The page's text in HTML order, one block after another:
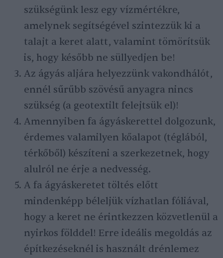
szükségünk lesz egy vízmértékre,
amelynek segítségével szintezzük ki a
talajt a keret alatt, valamint tömörítsük
is, hogy később ne süllyedjen be!
Az ágyás aljára helyezzünk vakondhálót,
ennél sűrűbb szövésű anyagra nincs
szükség (a geotextilt felejtsük el)!
Amennyiben fa ágyáskerettel dolgozunk,
érdemes valamilyen kőalapot (téglából,
térkőből) készíteni a szerkezetnek, hogy
alulról ne érje a nedvesség.
A fa ágyáskeretet töltés előtt
mindenképp béleljük vízhatlan fóliával,
hogy a keret ne érintkezzen közvetlenül a
nyirkos földdel! Erre ideális megoldás az
építkezéseknél is használt drénlemez